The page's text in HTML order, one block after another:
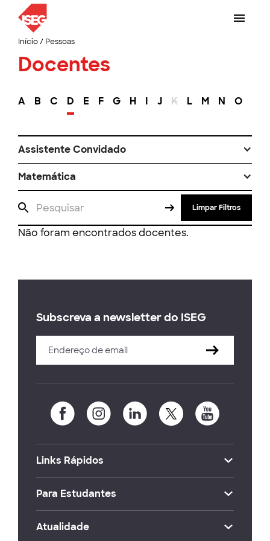
Início/ Pessoas
Docentes
A B C D E F G H I J K L M N O
Assistente Convidado
Matemática
Limpar Filtros
Não foram encontrados docentes.
Subscreva a newsletter do ISEG
Links Rápidos
Para Estudantes
Atualidade